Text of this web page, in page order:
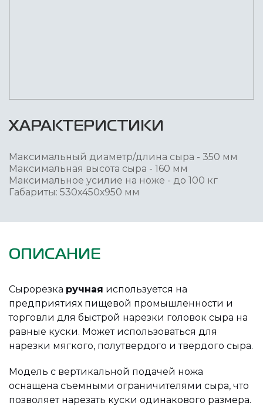
ХАРАКТЕРИСТИКИ
Максимальный диаметр/длина сыра - 350 мм
Максимальная высота сыра - 160 мм
Максимальное усилие на ноже - до 100 кг
Габариты: 530х450х950 мм
ОПИСАНИЕ
Сырорезка ручная используется на
предприятиях пищевой промышленности и
торговли для быстрой нарезки головок сыра на
равные куски. Может использоваться для
нарезки мягкого, полутвердого и твердого сыра.
Модель с вертикальной подачей ножа
оснащена съемными ограничителями сыра, что
позволяет нарезать куски одинакового размера.